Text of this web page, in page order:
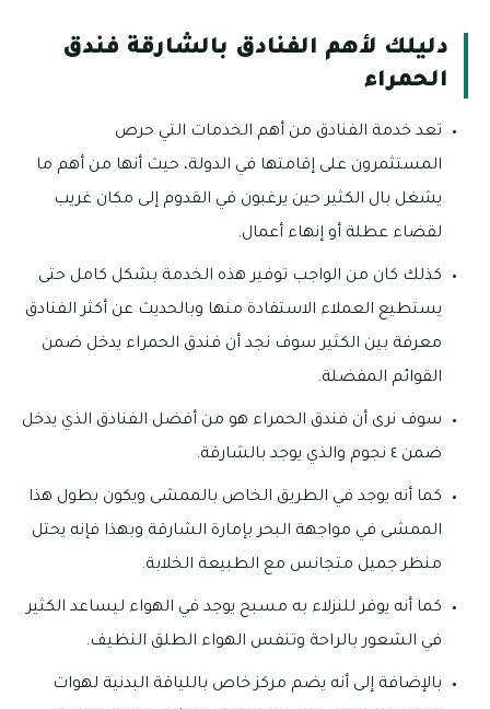
دليلك لأهم الفنادق بالشارقة فندق
الحمراء
تعد خدمة الفنادق من أهم الخدمات التي حرص
المستثمرون على إقامتها في الدولة، حيث أنها من أهم ما
يشغل بال الكثير حين يرغبون في القدوم إلى مكان غريب
لقضاء عطلة أو إنهاء أعمال.
كذلك كان من الواجب توفير هذه الخدمة بشكل كامل حتى
يستطيع العملاء الاستفادة منها وبالحديث عن أكثر الفنادق
معرفة بين الكثير سوف نجد أن فندق الحمراء يدخل ضمن
القوائم المفضلة.
سوف نرى أن فندق الحمراء هو من أفضل الفنادق الذي يدخل
ضمن ٤ نجوم والذي يوجد بالشارقة.
كما أنه يوجد في الطريق الخاص بالممشى ويكون بطول هذا
الممشى في مواجهة البحر بإمارة الشارقة وبهذا فإنه يحتل
منظر جميل متجانس مع الطبيعة الخلابة.
كما أنه يوفر للنزلاء به مسبح يوجد في الهواء ليساعد الكثير
في الشعور بالراحة وتنفس الهواء الطلق النظيف.
بالإضافة إلى أنه يضم مركز خاص باللياقة البدنية لهوات